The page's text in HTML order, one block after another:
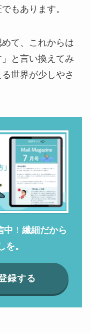
もあります。
て、これからは
」と言い換えてみ
世界が少しやさ
中 ！ 繊細だから
を。
録する